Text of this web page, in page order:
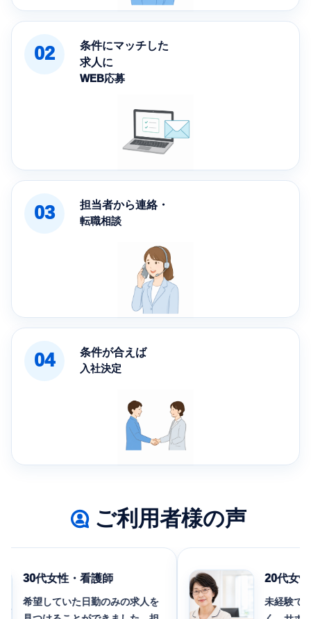
02
条件にマッチした
求人に
WEB応募
03
担当者から連絡・
転職相談
04
条件が合えば
入社決定
ご利用者様の声
30代女性・看護師
希望していた日勤のみの求人を
20代女性・
未経験でも